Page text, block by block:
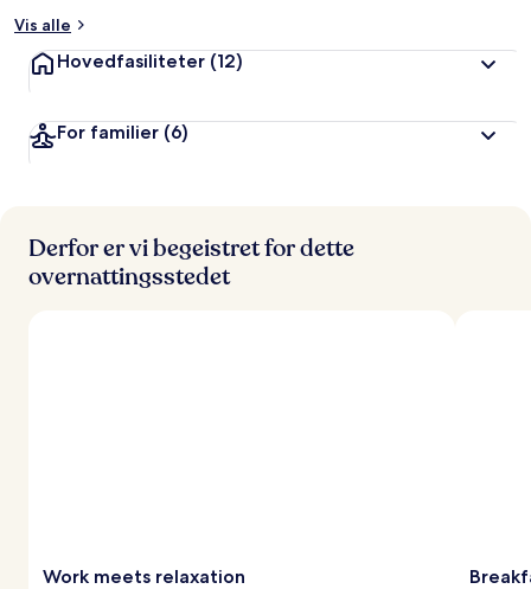
Vis alle
Hovedfasiliteter (12)
For familier (6)
Derfor er vi begeistret for dette
overnattingsstedet
Work meets relaxation